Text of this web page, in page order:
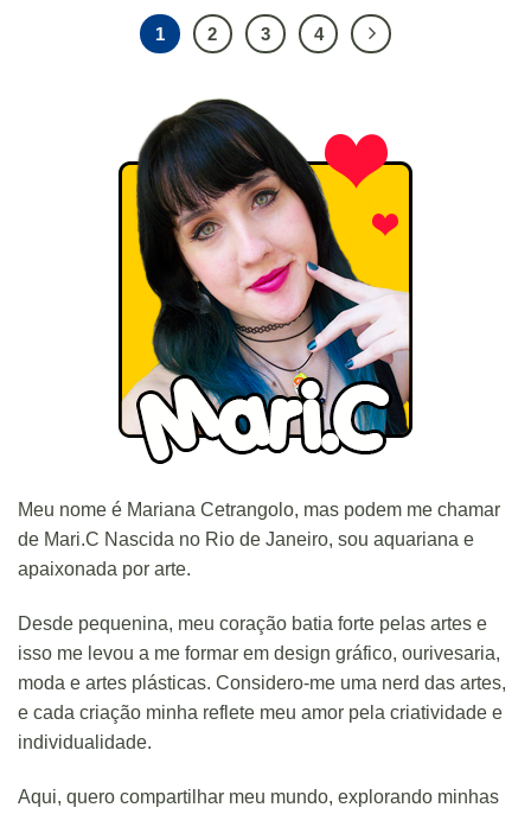
1 2 3 4
Meu nome é Mariana Cetrangolo, mas podem me chamar
de Mari.C Nascida no Rio de Janeiro, sou aquariana e
apaixonada por arte.
Desde pequenina, meu coração batia forte pelas artes e
isso me levou a me formar em design gráfico, ourivesaria,
moda e artes plásticas. Considero-me uma nerd das artes,
e cada criação minha reflete meu amor pela criatividade e
individualidade.
Aqui, quero compartilhar meu mundo, explorando minhas